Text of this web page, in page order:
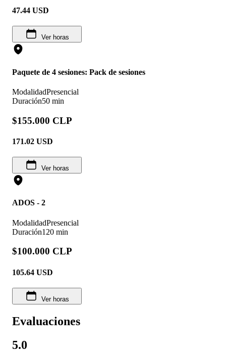
47.44 USD
Ver horas
Paquete de 4 sesiones: Pack de sesiones
ModalidadPresencial
Duración50 min
$155.000 CLP
171.02 USD
Ver horas
ADOS - 2
ModalidadPresencial
Duración120 min
$100.000 CLP
105.64 USD
Ver horas
Evaluaciones
5.0